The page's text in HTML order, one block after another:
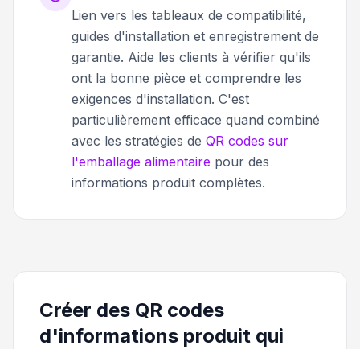
Lien vers les tableaux de compatibilité,
guides d'installation et enregistrement de
garantie. Aide les clients à vérifier qu'ils
ont la bonne pièce et comprendre les
exigences d'installation. C'est
particulièrement efficace quand combiné
avec les stratégies de QR codes sur
l'emballage alimentaire pour des
informations produit complètes.
Créer des QR codes
d'informations produit qui